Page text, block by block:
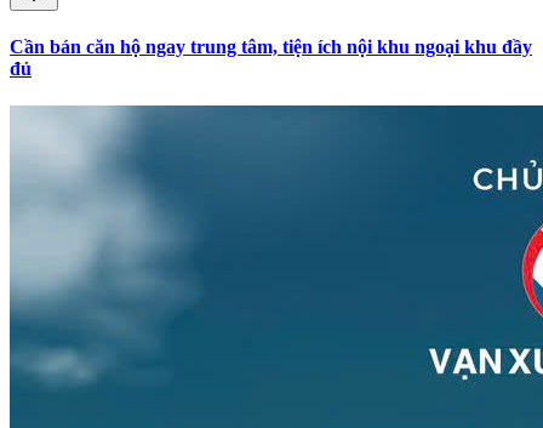
Cần bán căn hộ ngay trung tâm, tiện ích nội khu ngoại khu đầy
đủ